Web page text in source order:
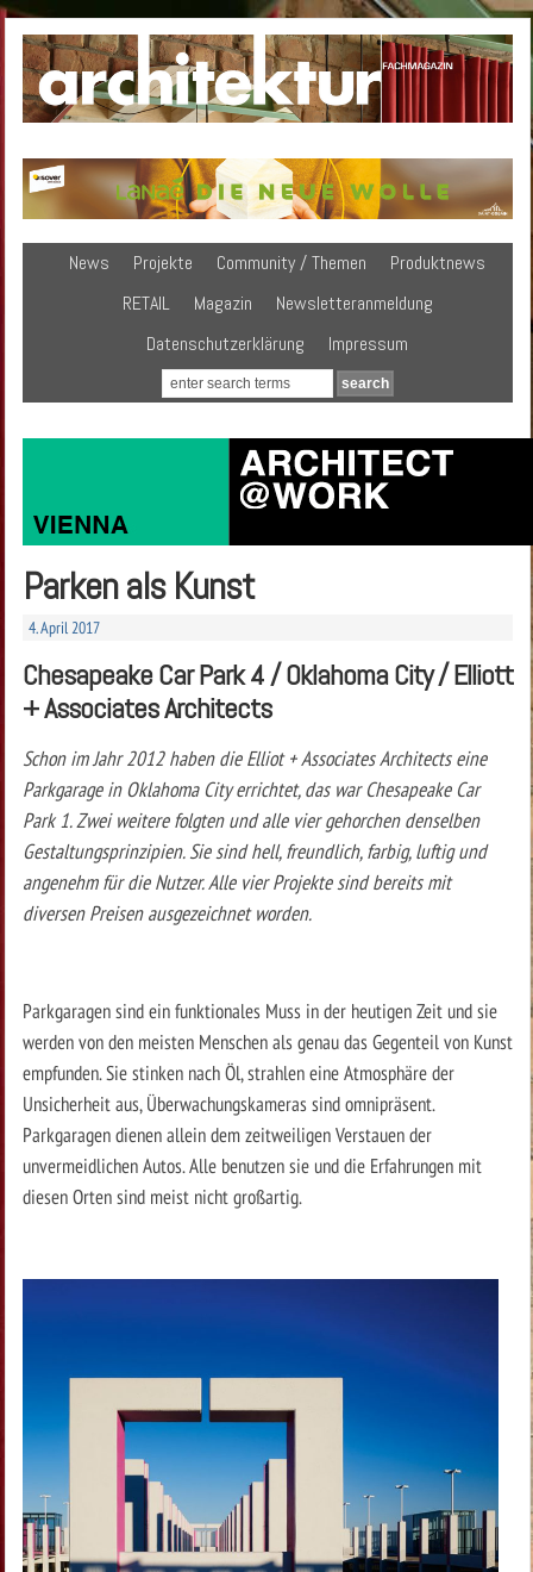
News Projekte Community / Themen
Produktnews
RETAIL
Magazin
Newsletteranmeldung
Datenschutzerklärung
Impressum
Parken als Kunst
4. April 2017
Chesapeake Car Park 4 / Oklahoma City / Elliott
+ Associates Architects
Schon im Jahr 2012 haben die Elliot + Associates Architects eine
Parkgarage in Oklahoma City errichtet, das war Chesapeake Car
Park 1. Zwei weitere folgten und alle vier gehorchen denselben
Gestaltungsprinzipien. Sie sind hell, freundlich, farbig, luftig und
angenehm für die Nutzer. Alle vier Projekte sind bereits mit
diversen Preisen ausgezeichnet worden.
Parkgaragen sind ein funktionales Muss in der heutigen Zeit und sie
werden von den meisten Menschen als genau das Gegenteil von Kunst
empfunden. Sie stinken nach Öl, strahlen eine Atmosphäre der
Unsicherheit aus, Überwachungskameras sind omnipräsent.
Parkgaragen dienen allein dem zeitweiligen Verstauen der
unvermeidlichen Autos. Alle benutzen sie und die Erfahrungen mit
diesen Orten sind meist nicht großartig.